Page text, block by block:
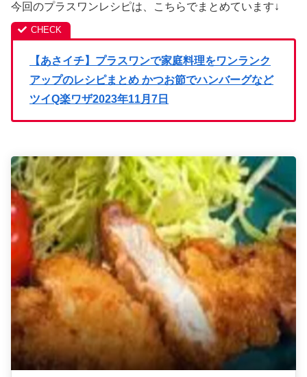
今回のプラスワンレシピは、こちらでまとめています↓
【あさイチ】プラスワンで家庭料理をワンランク
アップのレシピまとめ かつお節でハンバーグなど
ツイQ楽ワザ2023年11月7日